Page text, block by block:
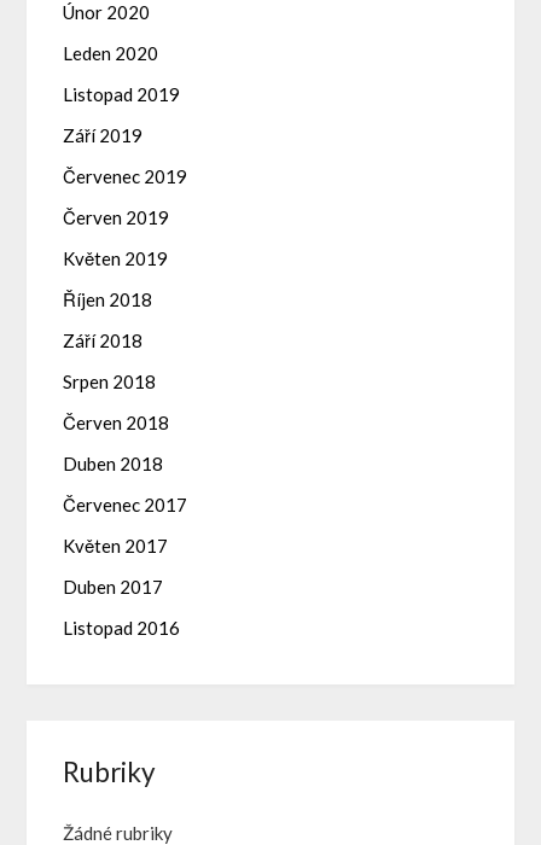
Únor 2020
Leden 2020
Listopad 2019
Září 2019
Červenec 2019
Červen 2019
Květen 2019
Říjen 2018
Září 2018
Srpen 2018
Červen 2018
Duben 2018
Červenec 2017
Květen 2017
Duben 2017
Listopad 2016
Rubriky
Žádné rubriky